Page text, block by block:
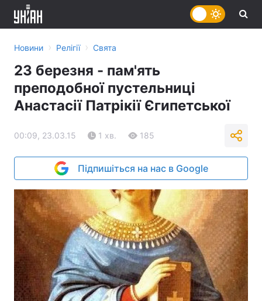
Новини › Релігії › Свята
23 березня - пам'ять
преподобної пустельниці
Анастасії Патрікії Єгипетської
00:09, 23.03.15 1 хв. 185
Підпишіться на нас в Google